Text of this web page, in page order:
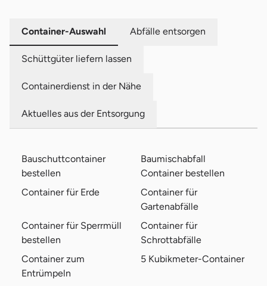
Container-Auswahl Abfälle entsorgen
Schüttgüter liefern lassen
Containerdienst in der Nähe
Aktuelles aus der Entsorgung
Bauschuttcontainer
bestellen
Baumischabfall
Container bestellen
Container für Erde
Container für
Gartenabfälle
Container für Sperrmüll
bestellen
Container für
Schrottabfälle
Container zum
Entrümpeln
5 Kubikmeter-Container